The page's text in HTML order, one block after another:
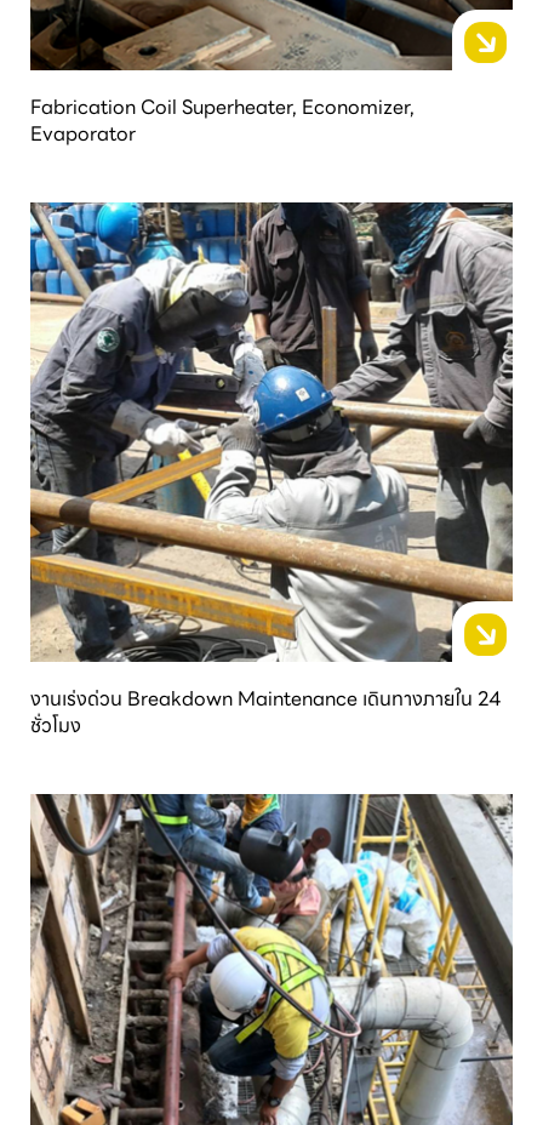
Fabrication Coil Superheater, Economizer,
Evaporator
งานเร่งด่วน Breakdown Maintenance เดินทางภายใน 24
ชั่วโมง